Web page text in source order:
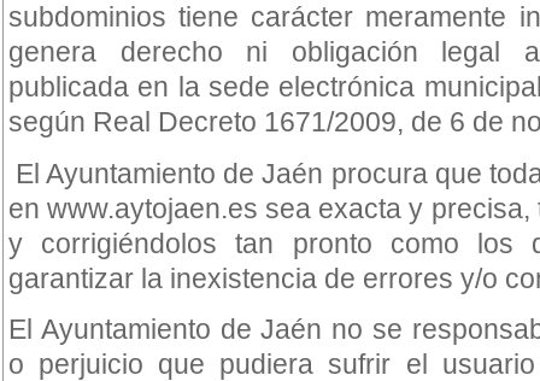
subdominios tiene carácter meramente
genera derecho ni obligación legal
publicada en la sede electrónica
según Real Decreto 1671/2009, de 6 de
El Ayuntamiento de Jaén procura que
en www.aytojaen.es sea exacta y
y corrigiéndolos tan pronto como los
garantizar la inexistencia de errores y/o
El Ayuntamiento de Jaén no se
o perjuicio que pudiera sufrir el